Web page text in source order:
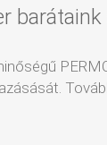
barátaink